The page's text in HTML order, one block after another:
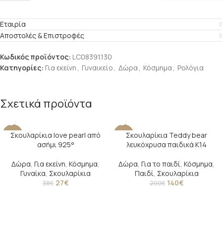
Εταιρία
Αποστολές & Επιστροφές
Κωδικός προϊόντος: LC08391.130
Κατηγορίες: Για εκείνη , Γυναικείο , Δώρα , Κόσμημα , Ρολόγια
Σχετικά προϊόντα
-29%
Σκουλαρίκια love pearl από
ασήμι 925°
Δώρα, Για εκείνη, Κόσμημα,
Γυναίκα, Σκουλαρίκια
38€ 27€
-30%Σκουλαρίκια Teddy bear
λευκόχρυσα παιδικά Κ14
Δώρα, Για το παιδί, Κόσμημα,
Παιδί, Σκουλαρίκια
200€ 140€